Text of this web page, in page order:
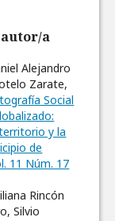
a
Alejandro
Zarate,
Social
y la
de
11 Núm. 17
Rincón
Silvio